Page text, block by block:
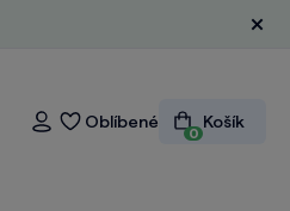
Přihlášení
Oblíbené
0
Košík